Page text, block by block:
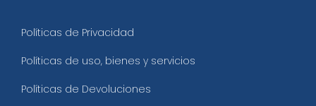
Políticas de Privacidad
Políticas de uso, bienes y servicios
Políticas de Devoluciones